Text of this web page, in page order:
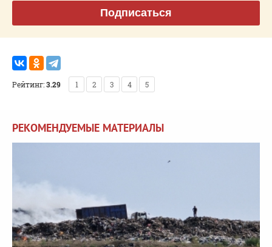
Подписаться
Рейтинг:3.29 1 2 3 4 5
РЕКОМЕНДУЕМЫЕ МАТЕРИАЛЫ